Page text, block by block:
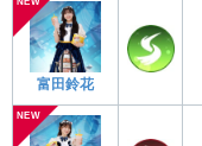
富田鈴花